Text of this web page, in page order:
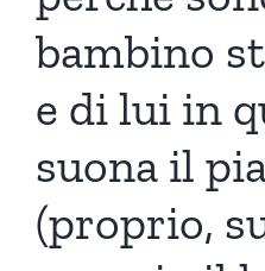
bambino
e di lui in
suona il
(proprio,